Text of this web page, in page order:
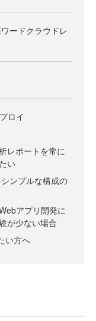
ードクラウドレ
ロイ
レポートを常に
い
ンプルな構成の
アプリ開発に
が少ない場合
い方へ